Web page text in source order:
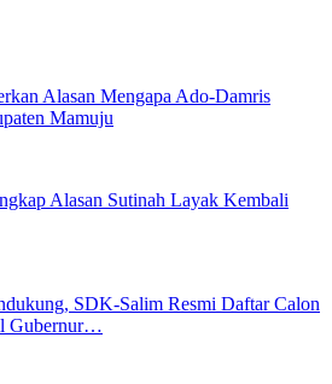
Alasan Mengapa Ado-Damris
Mamuju
Alasan Sutinah Layak Kembali
SDK-Salim Resmi Daftar Calon
Gubernur…